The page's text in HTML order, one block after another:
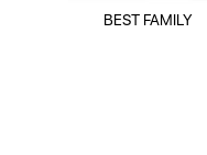
BEST FAMILY